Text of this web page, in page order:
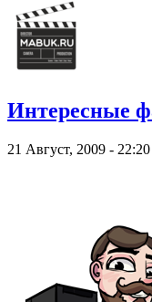
Интересные
21 Август, 2009 -